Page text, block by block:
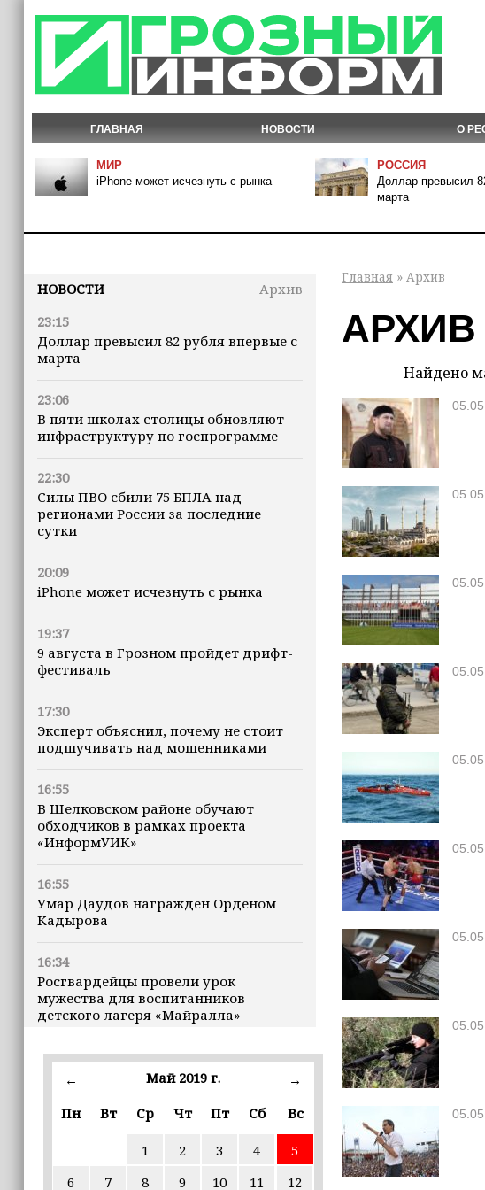
ГЛАВНАЯ НОВОСТИ О
МИР
iPhone может исчезнуть с рынка
РОССИЯ
Доллар превысил
марта
НОВОСТИ
Архив
23:15
Доллар превысил 82 рубля впервые с
марта
23:06
В пяти школах столицы обновляют
инфраструктуру по госпрограмме
22:30
Силы ПВО сбили 75 БПЛА над
регионами России за последние
сутки
20:09
iPhone может исчезнуть с рынка
19:37
9 августа в Грозном пройдет дрифт-
фестиваль
17:30
Эксперт объяснил, почему не стоит
подшучивать над мошенниками
16:55
В Шелковском районе обучают
обходчиков в рамках проекта
«ИнформУИК»
16:55
Умар Даудов награжден Орденом
Кадырова
16:34
Росгвардейцы провели урок
мужества для воспитанников
детского лагеря «Майралла»
16:30
Дмитрий Чернышенко: Внутренний
въездной — на 20,1%
← Май 2019 г.
→
Пн
Вт Ср Чт Пт Сб Вс
1 2 3 4
5
6
7 8 9 10 11 12
Главная » Архив
АРХИВ
Найдено